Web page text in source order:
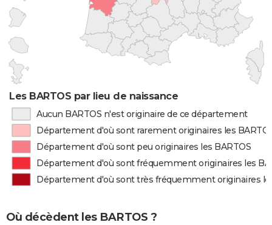
Les BARTOS par lieu de naissance
Aucun BARTOS n'est originaire de ce département
Département d'où sont rarement originaires les
Département d'où sont peu originaires les BARTOS
Département d'où sont fréquemment originaires les
Département d'où sont très fréquemment originaires
Où décèdent les BARTOS ?